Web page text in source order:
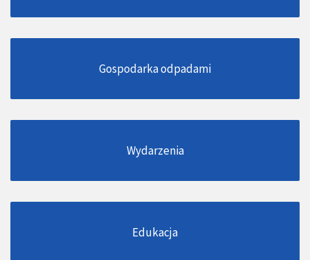
Gospodarka odpadami
Wydarzenia
Edukacja